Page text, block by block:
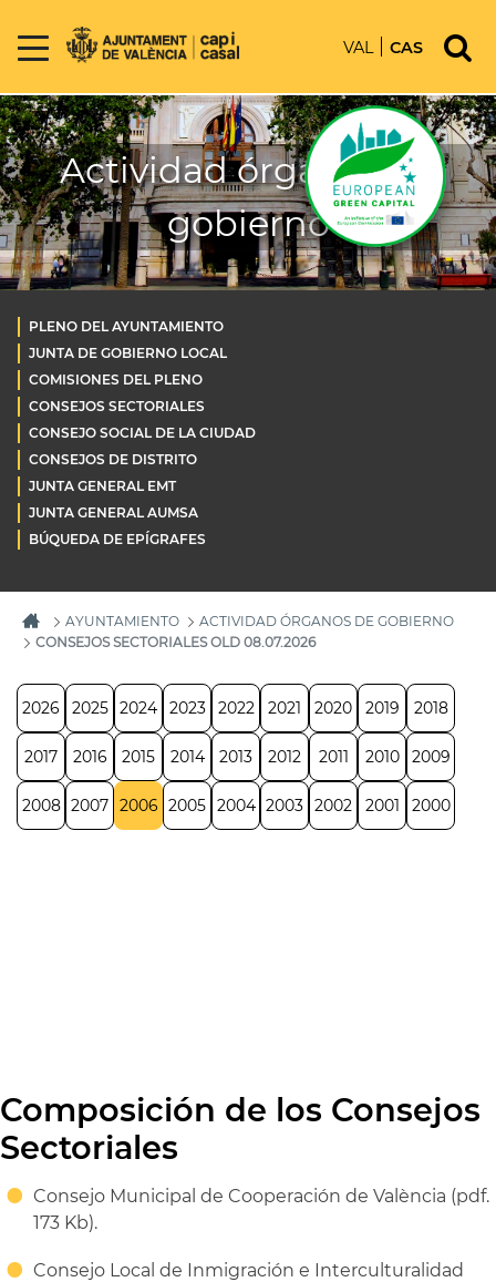
VAL CAS
Actividad órganos de
gobierno
PLENO DEL AYUNTAMIENTO
JUNTA DE GOBIERNO LOCAL
COMISIONES DEL PLENO
CONSEJOS SECTORIALES
CONSEJO SOCIAL DE LA CIUDAD
CONSEJOS DE DISTRITO
JUNTA GENERAL EMT
JUNTA GENERAL AUMSA
BÚQUEDA DE EPÍGRAFES
AYUNTAMIENTO
ACTIVIDAD ÓRGANOS DE GOBIERNO
CONSEJOS SECTORIALES OLD 08.07.2026
2026 2025 2024 2023 2022 2021 2020 2019 2018
2017 2016 2015 2014 2013 2012 2011 2010 2009
2008 2007 2006 2005 2004 2003 2002 2001 2000
Composición de los Consejos
Sectoriales
Consejo Municipal de Cooperación de València (pdf.
173 Kb).
Consejo Local de Inmigración e Interculturalidad